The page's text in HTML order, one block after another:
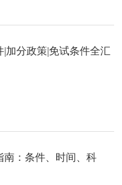
加分政策|免试条件全汇
南：条件、时间、科